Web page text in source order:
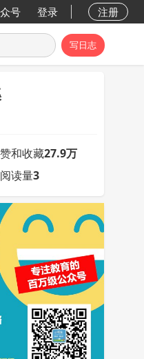
号 登录 注册
写日志
和收藏27.9万
阅读量3